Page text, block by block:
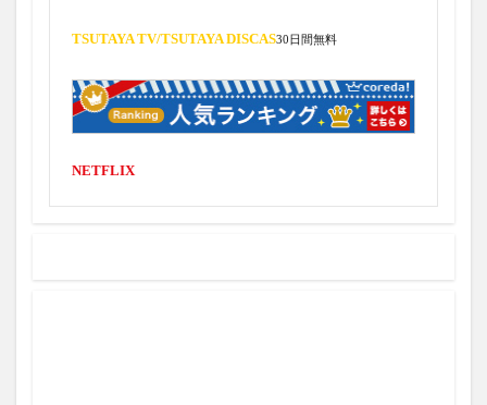
TSUTAYA TV/TSUTAYA DISCAS30日間無料
NETFLIX